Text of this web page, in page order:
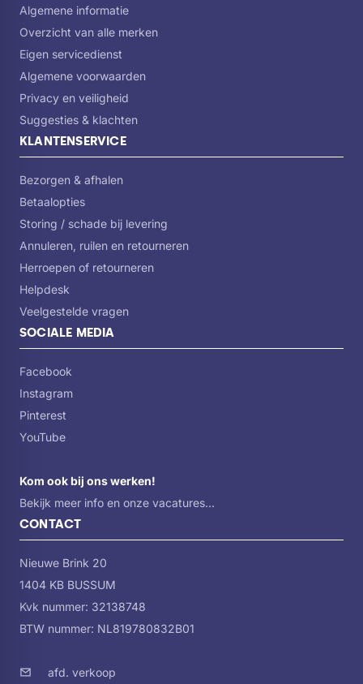
Algemene informatie
Overzicht van alle merken
Eigen servicedienst
Algemene voorwaarden
Privacy en veiligheid
Suggesties & klachten
KLANTENSERVICE
Bezorgen & afhalen
Betaalopties
Storing / schade bij levering
Annuleren, ruilen en retourneren
Herroepen of retourneren
Helpdesk
Veelgestelde vragen
SOCIALE MEDIA
Facebook
Instagram
Pinterest
YouTube
Kom ook bij ons werken!
Bekijk meer info en onze vacatures...
CONTACT
Nieuwe Brink 20
1404 KB BUSSUM
Kvk nummer: 32138748
BTW nummer: NL819780832B01
afd. verkoop